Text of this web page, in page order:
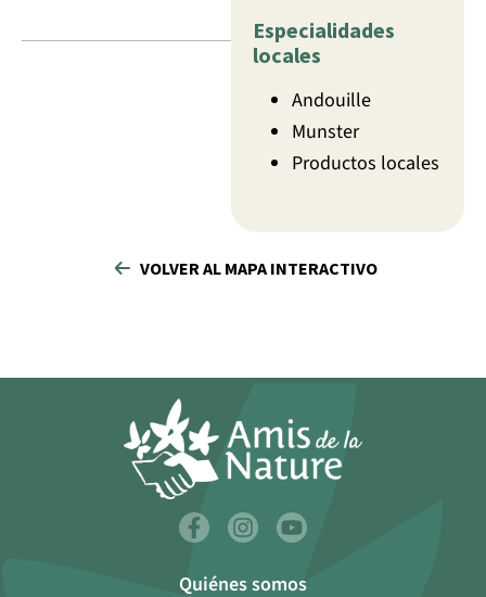
Especialidades
locales
Andouille
Munster
Productos locales
VOLVER AL MAPA INTERACTIVO
Quiénes somos